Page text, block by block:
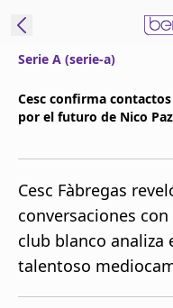
beIN XTRA
notificaciones
Serie A (serie-a)
Cesc confirma
por el futuro de Nico Paz
Cesc Fàbregas
conversaciones
club blanco analiza
talentoso